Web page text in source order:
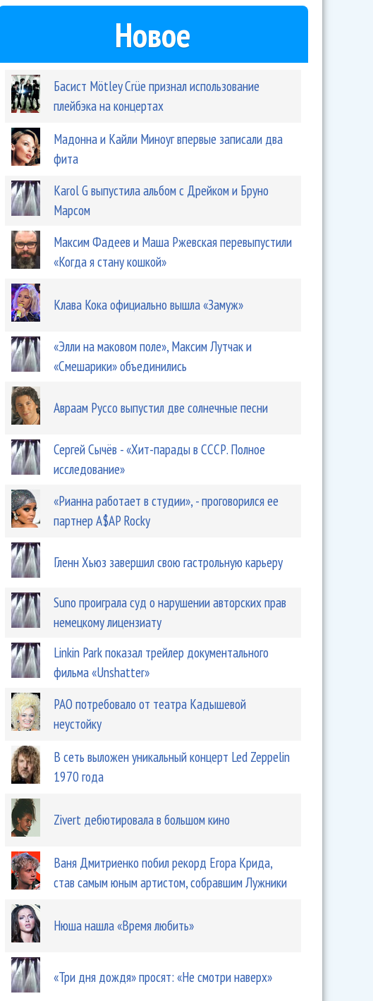
Новое
Басист Mötley Crüe признал использование
плейбэка на концертах
Мадонна и Кайли Миноуг впервые записали два
фита
Karol G выпустила альбом с Дрейком и Бруно
Марсом
Максим Фадеев и Маша Ржевская перевыпустили
«Когда я стану кошкой»
Клава Кока официально вышла «Замуж»
«Элли на маковом поле», Максим Лутчак и
«Смешарики» объединились
Авраам Руссо выпустил две солнечные песни
Сергей Сычёв - «Хит-парады в СССР. Полное
исследование»
«Рианна работает в студии», - проговорился ее
партнер A$AP Rocky
Гленн Хьюз завершил свою гастрольную карьеру
Suno проиграла суд о нарушении авторских прав
немецкому лицензиату
Linkin Park показал трейлер документального
фильма «Unshatter»
РАО потребовало от театра Кадышевой
неустойку
В сеть выложен уникальный концерт Led Zeppelin
1970 года
Zivert дебютировала в большом кино
Ваня Дмитриенко побил рекорд Егора Крида,
став самым юным артистом, собравшим Лужники
Нюша нашла «Время любить»
«Три дня дождя» просят: «Не смотри наверх»